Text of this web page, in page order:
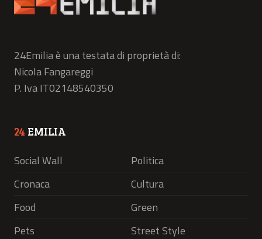
24Emilia è una testata di proprietà di:
Nicola Fangareggi
P. Iva IT02148540350
24 EMILIA
Social Wall
Politica
Cronaca
Cultura
Food
Green
Pets
Street Style